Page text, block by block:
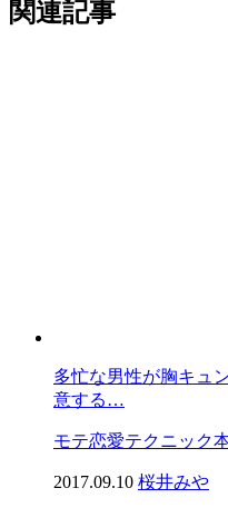
関連記事
多忙な男性が胸キュ
意する…
モテ恋愛テクニック
2017.09.10 桜井みや